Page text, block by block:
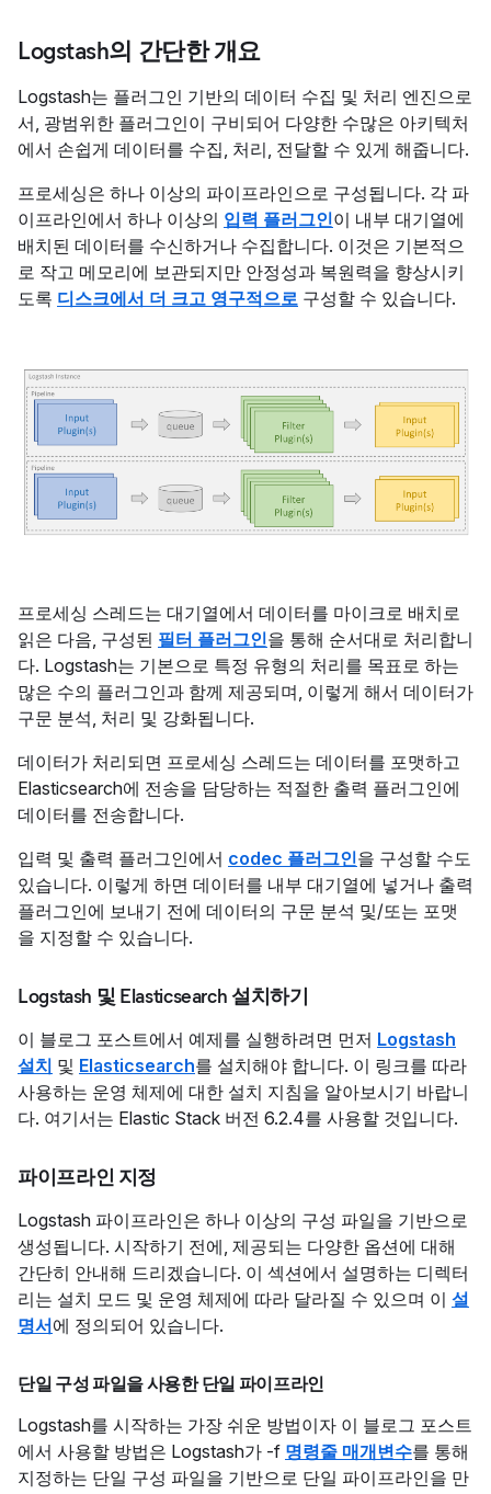
Logstash의 간단한 개요
Logstash는 플러그인 기반의 데이터 수집 및 처리 엔진으로
서, 광범위한 플러그인이 구비되어 다양한 수많은 아키텍처
에서 손쉽게 데이터를 수집, 처리, 전달할 수 있게 해줍니다.
프로세싱은 하나 이상의 파이프라인으로 구성됩니다. 각 파
이프라인에서 하나 이상의 입력 플러그인이 내부 대기열에
배치된 데이터를 수신하거나 수집합니다. 이것은 기본적으
로 작고 메모리에 보관되지만 안정성과 복원력을 향상시키
도록 디스크에서 더 크고 영구적으로 구성할 수 있습니다.
프로세싱 스레드는 대기열에서 데이터를 마이크로 배치로
읽은 다음, 구성된 필터 플러그인을 통해 순서대로 처리합니
다. Logstash는 기본으로 특정 유형의 처리를 목표로 하는
많은 수의 플러그인과 함께 제공되며, 이렇게 해서 데이터가
구문 분석, 처리 및 강화됩니다.
데이터가 처리되면 프로세싱 스레드는 데이터를 포맷하고
Elasticsearch에 전송을 담당하는 적절한 출력 플러그인에
데이터를 전송합니다.
입력 및 출력 플러그인에서 codec 플러그인을 구성할 수도
있습니다. 이렇게 하면 데이터를 내부 대기열에 넣거나 출력
플러그인에 보내기 전에 데이터의 구문 분석 및/또는 포맷
을 지정할 수 있습니다.
Logstash 및 Elasticsearch 설치하기
이 블로그 포스트에서 예제를 실행하려면 먼저 Logstash
설치 및 Elasticsearch를 설치해야 합니다. 이 링크를 따라
사용하는 운영 체제에 대한 설치 지침을 알아보시기 바랍니
다. 여기서는 Elastic Stack 버전 6.2.4를 사용할 것입니다.
파이프라인 지정
Logstash 파이프라인은 하나 이상의 구성 파일을 기반으로
생성됩니다. 시작하기 전에, 제공되는 다양한 옵션에 대해
간단히 안내해 드리겠습니다. 이 섹션에서 설명하는 디렉터
리는 설치 모드 및 운영 체제에 따라 달라질 수 있으며 이 설
명서에 정의되어 있습니다.
단일 구성 파일을 사용한 단일 파이프라인
Logstash를 시작하는 가장 쉬운 방법이자 이 블로그 포스트
에서 사용할 방법은 Logstash가 -f 명령줄 매개변수를 통해
지정하는 단일 구성 파일을 기반으로 단일 파이프라인을 만